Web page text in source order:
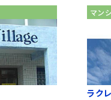
マン
ラク